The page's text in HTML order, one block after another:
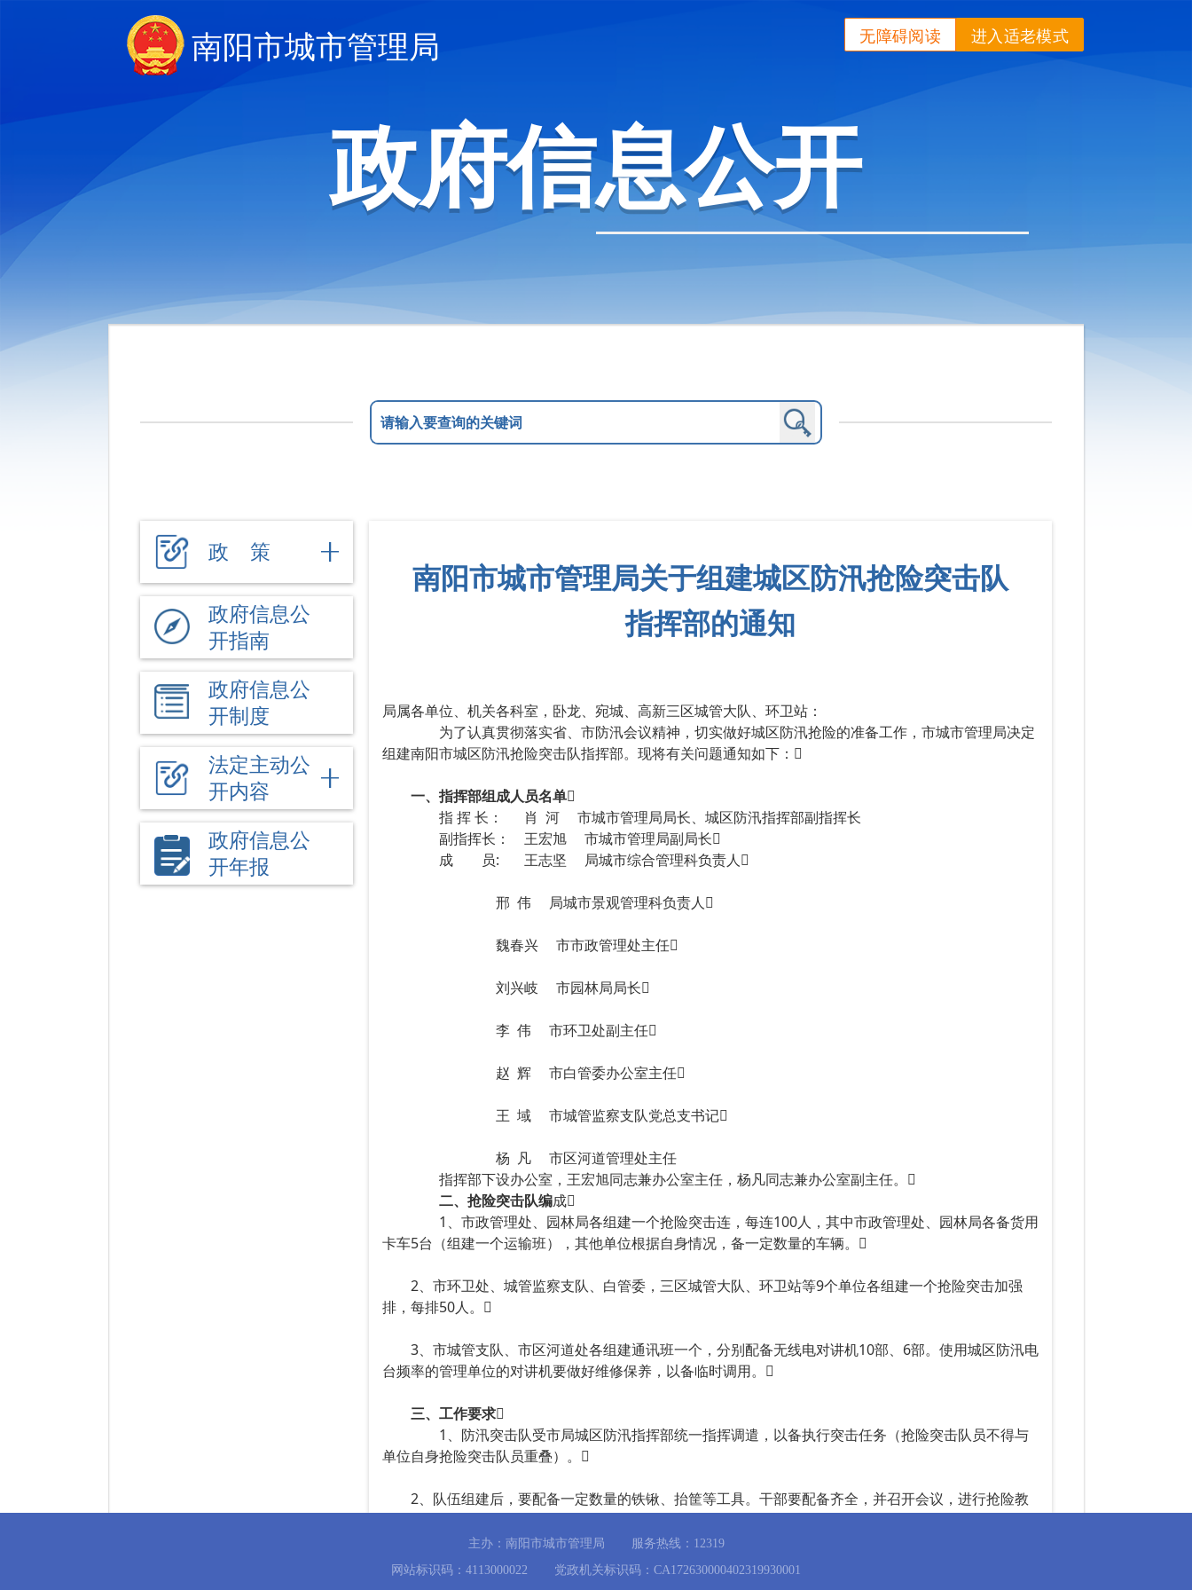
南阳市城市管理局 进入适老模式
无障碍阅读
政府信息公开
政 策
政府信息公
开指南
政府信息公
开制度
法定主动公
开内容
政府信息公
开年报
南阳市城市管理局关于组建城区防汛抢险突击队
指挥部的通知
局属各单位、机关各科室，卧龙、宛城、高新三区城管大队、环卫站：
为了认真贯彻落实省、市防汛会议精神，切实做好城区防汛抢险的准备工作，市城市管理局决定
组建南阳市城区防汛抢险突击队指挥部。现将有关问题通知如下：
一、指挥部组成人员名单
指 挥 长： 肖 河 市城市管理局局长、城区防汛指挥部副指挥长
副指挥长： 王宏旭 市城市管理局副局长
成 员: 王志坚 局城市综合管理科负责人
邢 伟 局城市景观管理科负责人
魏春兴 市市政管理处主任
刘兴岐 市园林局局长
李 伟 市环卫处副主任
赵 辉 市白管委办公室主任
王 域 市城管监察支队党总支书记
杨 凡 市区河道管理处主任
指挥部下设办公室，王宏旭同志兼办公室主任，杨凡同志兼办公室副主任。
二、抢险突击队编成
1、市政管理处、园林局各组建一个抢险突击连，每连100人，其中市政管理处、园林局各备货用
卡车5台（组建一个运输班），其他单位根据自身情况，备一定数量的车辆。
2、市环卫处、城管监察支队、白管委，三区城管大队、环卫站等9个单位各组建一个抢险突击加强
排，每排50人。
3、市城管支队、市区河道处各组建通讯班一个，分别配备无线电对讲机10部、6部。使用城区防汛电
台频率的管理单位的对讲机要做好维修保养，以备临时调用。
三、工作要求
1、防汛突击队受市局城区防汛指挥部统一指挥调遣，以备执行突击任务（抢险突击队员不得与
单位自身抢险突击队员重叠）。
2、队伍组建后，要配备一定数量的铁锹、抬筐等工具。干部要配备齐全，并召开会议，进行抢险教
3、各防汛抢险突击队务必于5月20日前组建完毕，并将班以上干部花名册、联络电话报城区防汛办公
主办：南阳市城市管理局 服务热线：12319
网站标识码：4113000022 党政机关标识码：CA172630000402319930001